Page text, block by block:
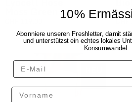
CHF
10%
Abonniere unseren Freshletter, damit
und unterstützst ein echtes lokales
Konsumwandel
Vorname